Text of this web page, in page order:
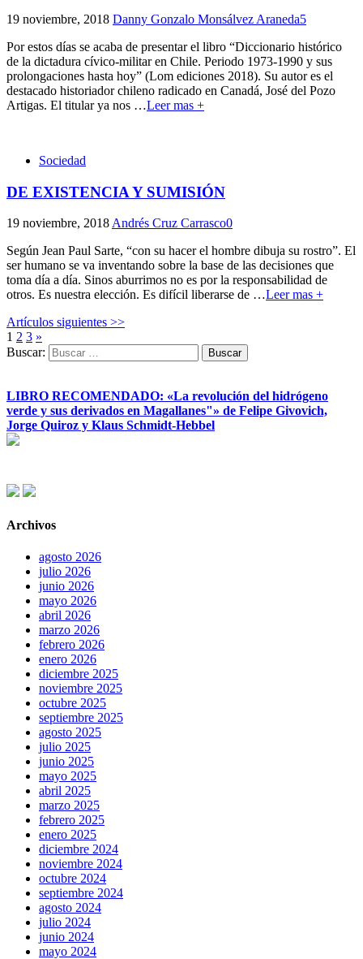
19 noviembre, 2018 Danny Gonzalo Monsálvez Araneda5
Por estos días se acaba de presentar el libro “Diccionario histórico
de la dictadura cívico-militar en Chile. Periodo 1973-1990 y sus
prolongaciones hasta hoy” (Lom ediciones 2018). Su autor es el
destacado historiador chileno radicado en Canadá, José del Pozo
Artigas. El titular ya nos …Leer mas +
Sociedad
DE EXISTENCIA Y SUMISIÓN
19 noviembre, 2018 Andrés Cruz Carrasco0
Según Jean Paul Sarte, “con su hacer el hombre dibuja su rostro”. El
ser humano se va inventando sobre la base de las decisiones que
toma día a día. Sinos aburrimos no es por la responsabilidad de
otros. Es nuestra elección. Es difícil liberarse de …Leer mas +
Artículos siguientes >>
1 2 3 »
Buscar:
LIBRO RECOMENDADO: «La revolución del hidrógeno
verde y sus derivados en Magallanes"» de Felipe Givovich,
Jorge Quiroz y Klaus Schmidt-Hebbel
Archivos
agosto 2026
julio 2026
junio 2026
mayo 2026
abril 2026
marzo 2026
febrero 2026
enero 2026
diciembre 2025
noviembre 2025
octubre 2025
septiembre 2025
agosto 2025
julio 2025
junio 2025
mayo 2025
abril 2025
marzo 2025
febrero 2025
enero 2025
diciembre 2024
noviembre 2024
octubre 2024
septiembre 2024
agosto 2024
julio 2024
junio 2024
mayo 2024